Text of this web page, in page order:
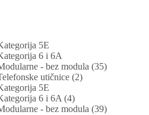
5E
6 i 6A
- bez modula (35)
utičnice (2)
5E
6 i 6A (4)
- bez modula (39)